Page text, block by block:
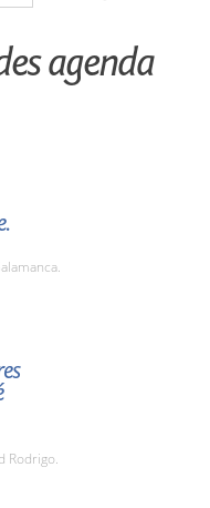
agenda
Rodrigo.